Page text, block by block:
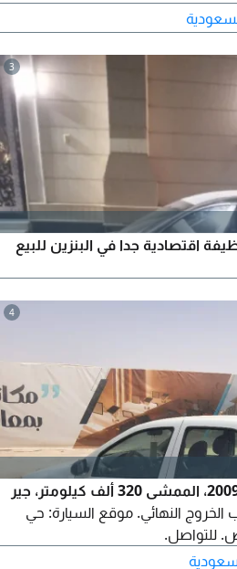
قطع. مسوي جميع صيانات السيارة بالكامل
3
رينو بالوانس 2010 نظيفة اقتصادية جدا في البنزين للبيع
4
للبيع سيارة رينو لوجان 2009، الممشى 320 ألف كيلومتر، جير
النهائي. موقع السيارة: حي